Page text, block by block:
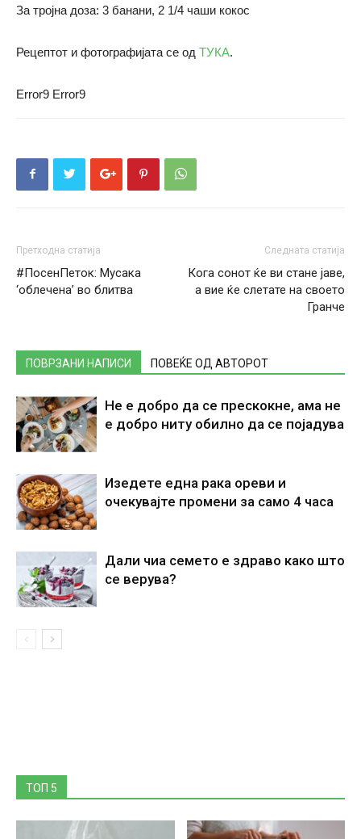
За тројна доза: 3 банани, 2 1/4 чаши кокос
Рецептот и фотографијата се од ТУКА.
Error9 Error9
Претходна статија
#ПосенПеток: Мусака
‘облечена’ во блитва
Следната статија
Кога сонот ќе ви стане јаве,
а вие ќе слетате на своето
Гранче
ПОВРЗАНИ НАПИСИ ПОВЕЌЕ ОД АВТОРОТ
Не е добро да се прескокне, ама не
е добро ниту обилно да се појадува
Изедете една рака ореви и
очекувајте промени за само 4 часа
Дали чиа семето е здраво како што
се верува?
ТОП 5